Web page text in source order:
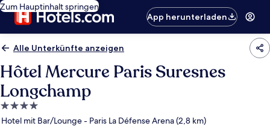
Zum Hauptinhalt springen
App herunterladen
Alle Unterkünfte anzeigen
Hôtel Mercure Paris Suresnes
Longchamp
4.0-
Sterne-
Hotel mit Bar/Lounge - Paris La Défense Arena (2,8 km)